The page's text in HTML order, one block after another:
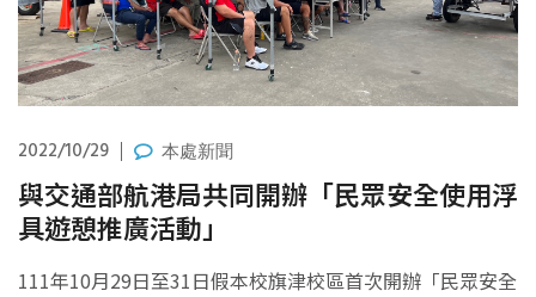
2022/10/29 本處新聞
與交通部航港局共同開辦「民眾安全使用浮
具遊憩推廣活動」
111年10月29日至31日假本校旗津校區首次開辦「民眾安全